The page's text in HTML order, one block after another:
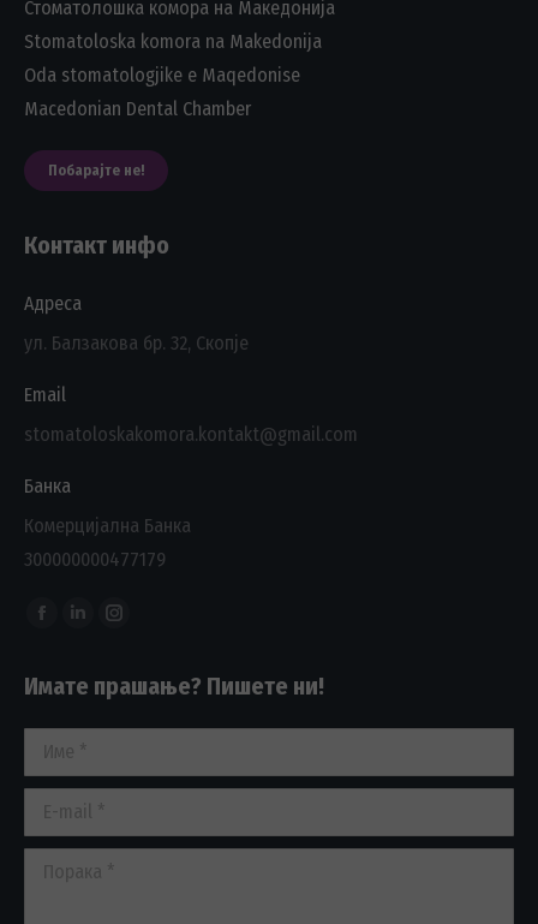
Стоматолошка комора на Македонија
Stomatoloska komora na Makedonija
Oda stomatologjike e Maqedonise
Macedonian Dental Chamber
Побарајте не!
Контакт инфо
Адреса
ул. Балзакова бр. 32, Скопје
Email
stomatoloskakomora.kontakt@gmail.com
Банка
Комерцијална Банка
300000000477179
Find us on:
Facebook
opens
window
Linkedin
opens
window
Instagram
opens
window
Имате прашање? Пишете ни!